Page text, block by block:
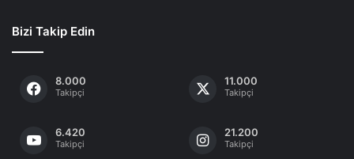
Bizi Takip Edin
8.000
Takipçi
11.000
Takipçi
6.420
Takipçi
21.200
Takipçi